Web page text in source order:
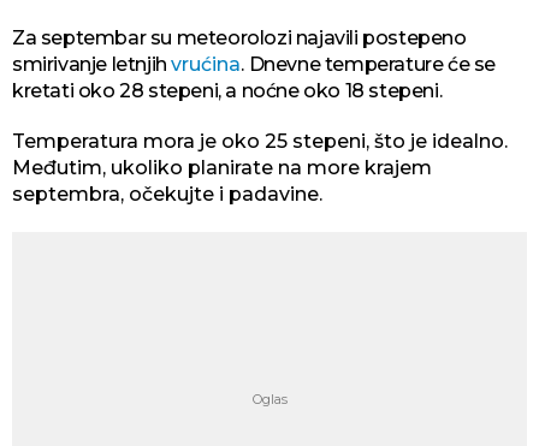
Za septembar su meteorolozi najavili postepeno
smirivanje letnjihvrućina. Dnevne temperature će se
kretati oko 28 stepeni, a noćne oko 18 stepeni.
Temperatura mora je oko 25 stepeni, što je idealno.
Međutim, ukoliko planirate na more krajem
septembra, očekujte i padavine.